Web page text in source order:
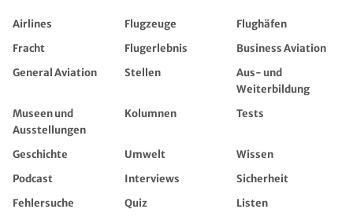
Airlines Flugzeuge
Flughäfen
Fracht
Flugerlebnis
Business Aviation
General Aviation
Stellen
Aus- und
Weiterbildung
Museen und
Ausstellungen
Kolumnen Tests
Geschichte Umwelt
Wissen
Podcast
Interviews
Sicherheit
Fehlersuche
Quiz
Listen